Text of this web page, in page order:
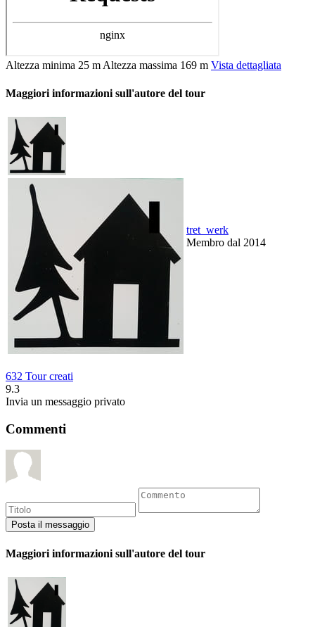
Altezza minima 25 m Altezza massima 169 m Vista dettagliata
Maggiori informazioni sull'autore del tour
tret_werk
Membro dal 2014
632 Tour creati
9.3
Invia un messaggio privato
Commenti
Maggiori informazioni sull'autore del tour